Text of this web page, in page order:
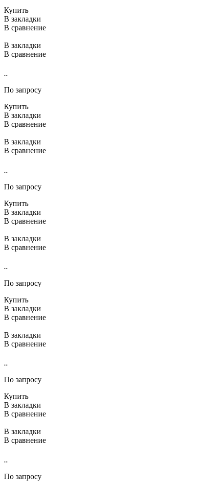
Купить
В закладки
В сравнение
В закладки
В сравнение
..
По запросу
Купить
В закладки
В сравнение
В закладки
В сравнение
..
По запросу
Купить
В закладки
В сравнение
В закладки
В сравнение
..
По запросу
Купить
В закладки
В сравнение
В закладки
В сравнение
..
По запросу
Купить
В закладки
В сравнение
В закладки
В сравнение
..
По запросу